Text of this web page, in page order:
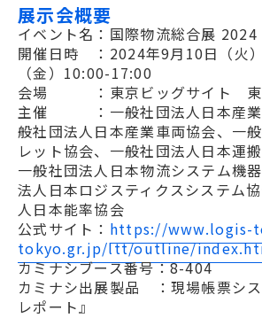
展示会概要
イベント名：国際物流総合展 2024
開催日時 ：2024年9月10日（火
（金）10:00-17:00
会場 ：東京ビッグサイト 東
主催 ：一般社団法人日本産業
般社団法人日本産業車両協会、一
レット協会、一般社団法人日本運搬
一般社団法人日本物流システム機
法人日本ロジスティクスシステム
人日本能率協会
公式サイト： https://www.logis-
tokyo.gr.jp/ltt/outline/
カミナシブース番号：8-404
カミナシ出展製品 ：現場帳票シ
レポート』